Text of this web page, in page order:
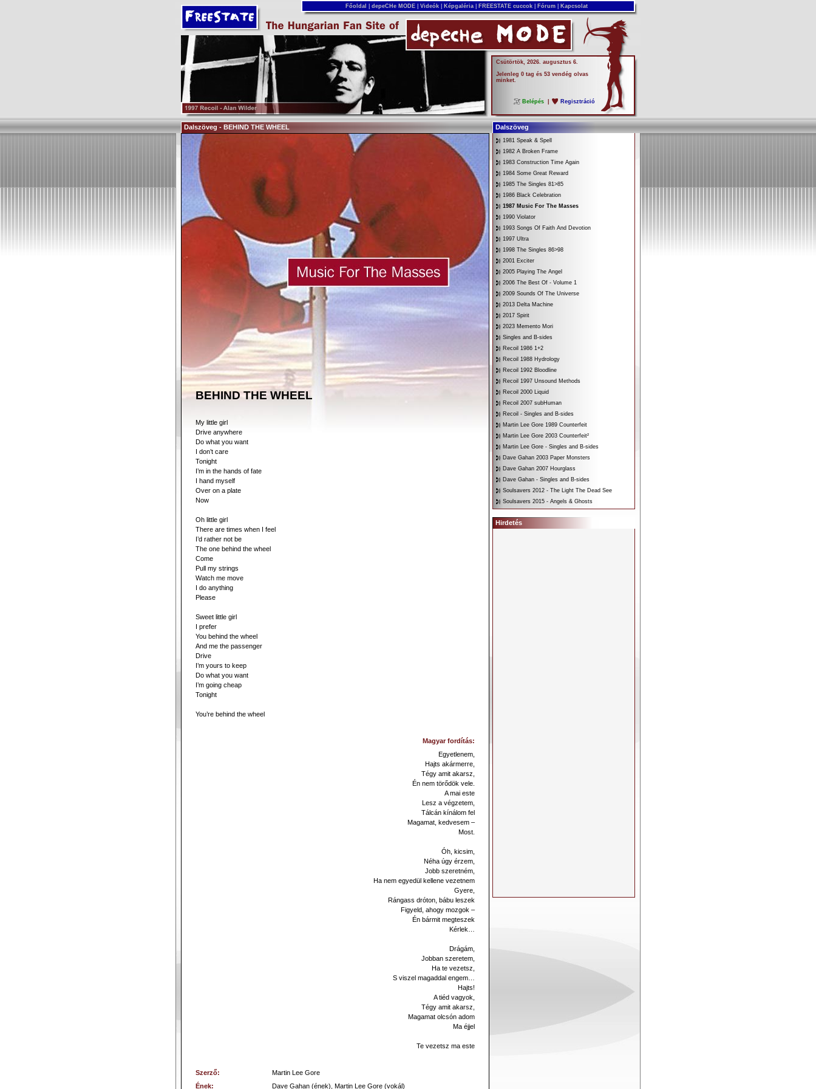
Főoldal depeCHe MODE Videók Képgaléria FREESTATE cuccok Fórum Kapcsolat
Csütörtök, 2026. augusztus 6.
Jelenleg 0 tag és 53 vendég olvas
minket.
Belépés Regisztráció
Dalszöveg - BEHIND THE WHEEL Dalszöveg
BEHIND THE WHEEL
My little girl
Drive anywhere
Do what you want
I don’t care
Tonight
I’m in the hands of fate
I hand myself
Over on a plate
Now
Oh little girl
There are times when I feel
I’d rather not be
The one behind the wheel
Come
Pull my strings
Watch me move
I do anything
Please
Sweet little girl
I prefer
You behind the wheel
And me the passenger
Drive
I’m yours to keep
Do what you want
I’m going cheap
Tonight
You’re behind the wheel
Magyar fordítás:
Egyetlenem,
Hajts akármerre,
Tégy amit akarsz,
Én nem törődök vele.
A mai este
Lesz a végzetem,
Tálcán kínálom fel
Magamat, kedvesem –
Most.
Óh, kicsim,
Néha úgy érzem,
Jobb szeretném,
Ha nem egyedül kellene vezetnem
Gyere,
Rángass dróton, bábu leszek
Figyeld, ahogy mozgok –
Én bármit megteszek
Kérlek…
Drágám,
Jobban szeretem,
Ha te vezetsz,
S viszel magaddal engem…
Hajts!
A tiéd vagyok,
Tégy amit akarsz,
Magamat olcsón adom
Ma éjjel
Te vezetsz ma este
Szerző:
Martin Lee Gore
Ének:
Dave Gahan (ének), Martin Lee Gore (vokál)
1981 Speak & Spell
1982 A Broken Frame
1983 Construction Time Again
1984 Some Great Reward
1985 The Singles 81>85
1986 Black Celebration
1987 Music For The Masses
1990 Violator
1993 Songs Of Faith And Devotion
1997 Ultra
1998 The Singles 86>98
2001 Exciter
2005 Playing The Angel
2006 The Best Of - Volume 1
2009 Sounds Of The Universe
2013 Delta Machine
2017 Spirit
2023 Memento Mori
Singles and B-sides
Recoil 1986 1+2
Recoil 1988 Hydrology
Recoil 1992 Bloodline
Recoil 1997 Unsound Methods
Recoil 2000 Liquid
Recoil 2007 subHuman
Recoil - Singles and B-sides
Martin Lee Gore 1989 Counterfeit
Martin Lee Gore 2003 Counterfeit²
Martin Lee Gore - Singles and B-sides
Dave Gahan 2003 Paper Monsters
Dave Gahan 2007 Hourglass
Dave Gahan - Singles and B-sides
Soulsavers 2012 - The Light The Dead See
Soulsavers 2015 - Angels & Ghosts
Hirdetés